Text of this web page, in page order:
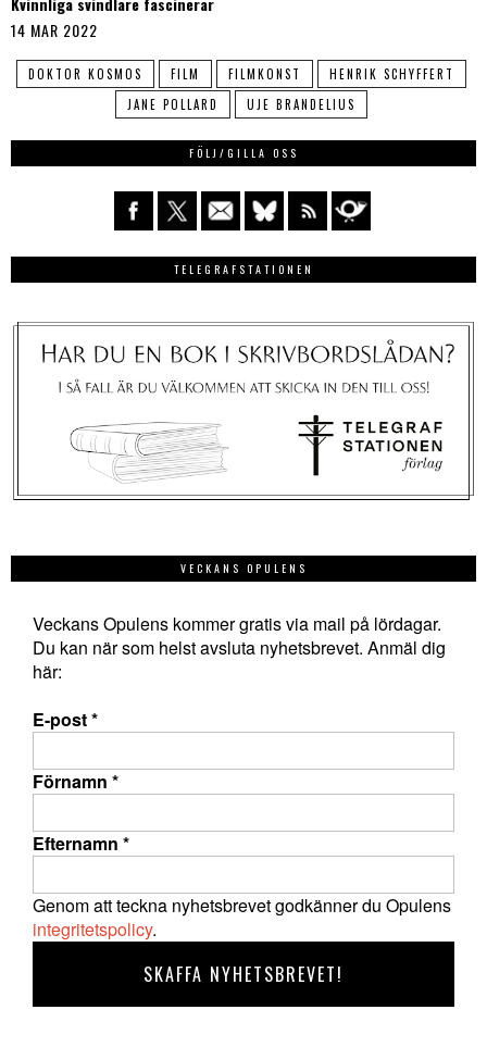
14 MAR 2022
DOKTOR KOSMOS FILM FILMKONST
HENRIK SCHYFFERT
JANE POLLARD
UJE BRANDELIUS
FÖLJ/GILLA OSS
TELEGRAFSTATIONEN
VECKANS OPULENS
Veckans Opulens kommer gratis via mail på lördagar.
Du kan när som helst avsluta nyhetsbrevet. Anmäl dig
här:
E-post*
Förnamn *
Efternamn *
Genom att teckna nyhetsbrevet godkänner du Opulens
integritetspolicy.